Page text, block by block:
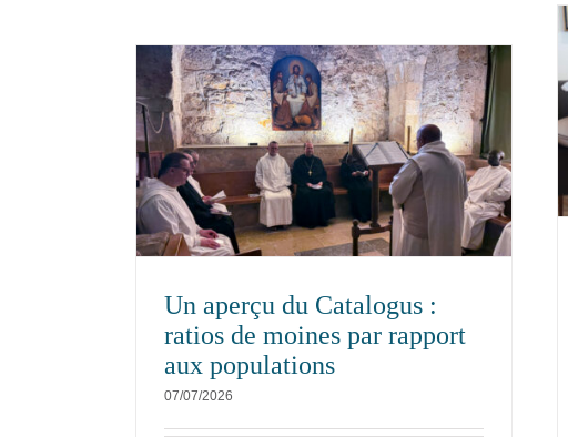
Sant’Anselmo et le United States
Holocaust Memorial Museum
signent un accord de coopération
NEXUS Nouvelles
Un aperçu du Catalogus :
ratios de moines par rapport
aux populations
07/07/2026